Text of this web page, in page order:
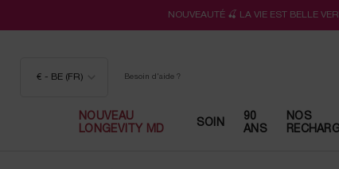
NOUVEAUTÉ 🍒 LA VIE EST BELLE
€ - BE (FR) Besoin d'aide ?
NOUVEAU
LONGEVITY MD
SOIN
90
ANS
NOS